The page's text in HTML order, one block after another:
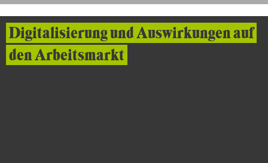
Digitalisierung und Auswirkungen auf
den Arbeitsmarkt